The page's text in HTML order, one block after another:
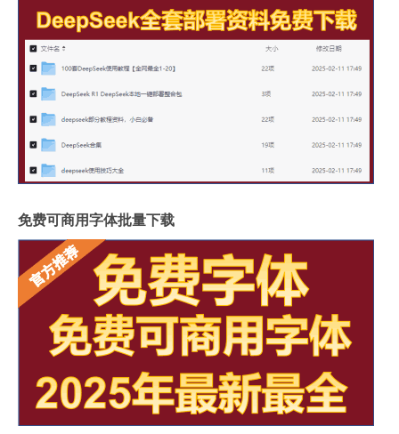
免费可商用字体批量下载